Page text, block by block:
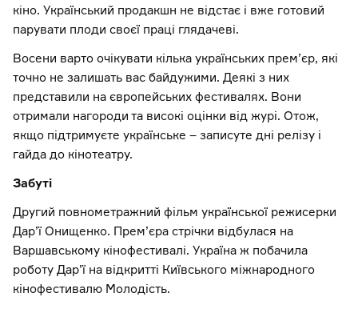
кіно. Український продакшн не відстає і вже готовий
парувати плоди своєї праці глядачеві.
Восени варто очікувати кілька українських прем’єр, які
точно не залишать вас байдужими. Деякі з них
представили на європейських фестивалях. Вони
отримали нагороди та високі оцінки від журі. Отож,
якщо підтримуєте українське – записуте дні релізу і
гайда до кінотеатру.
Забуті
Другий повнометражний фільм української режисерки
Дар’ї Онищенко. Прем’єра стрічки відбулася на
Варшавському кінофестивалі. Україна ж побачила
роботу Дар’ї на відкритті Київського міжнародного
кінофестивалю Молодість.